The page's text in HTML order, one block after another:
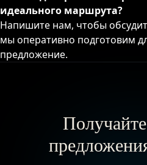
идеального маршрута?
Напишите нам, чтобы
мы оперативно подготовим
предложение.